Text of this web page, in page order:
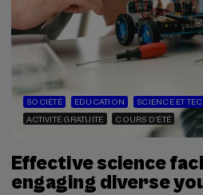
SOCIÉTÉ EDUCATION
SCIENCE ET
ACTIVITÉ GRATUITE
COURS D'ÉTÉ
Effective science
engaging diverse